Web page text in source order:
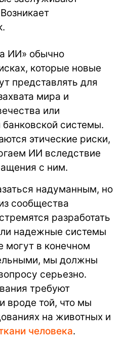
ИИ» обычно
которые новые
представлять для
мира и
или
системы.
этические риски,
ИИ вследствие
с ним.
надуманным, но
сообщества
разработать
надежные системы
могут в конечном
мы должны
серьезно.
требуют
вроде той, что мы
на животных и
человека.